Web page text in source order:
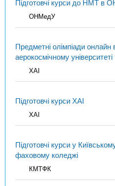
ОНМедУ
Предметні олімпіади
аерокосмічному
ХАІ
Підготовчі курси ХАІ
ХАІ
Підготовчі курси у
фаховому коледжі
КМТФК